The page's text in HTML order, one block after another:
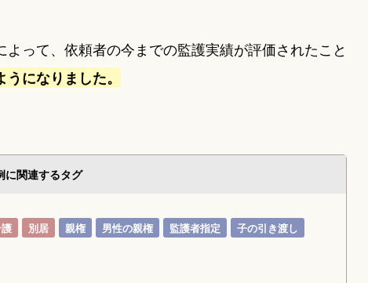
って、依頼者の今までの監護実績が評価されたこと
になりました。
に関連するタグ
別居 親権 男性の親権 監護者指定
子の引き渡し